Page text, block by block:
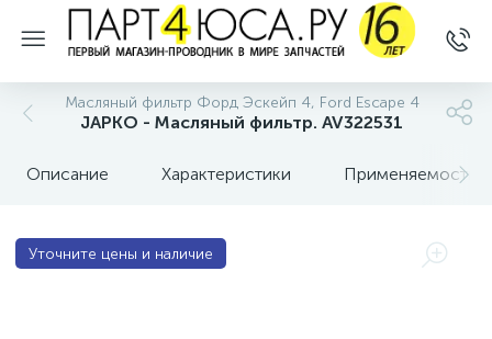
Масляный фильтр Форд Эскейп 4, Ford Escape 4
JAPKO - Масляный фильтр. AV322531
Описание Характеристики Применяемость
Уточните цены и наличие